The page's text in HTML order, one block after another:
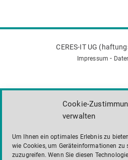
Cookie-
verwalten
Um Ihnen ein optimales Erlebnis zu
wie Cookies, um Geräteinformationen
zuzugreifen. Wenn Sie diesen
CERES-IT UG
Impressum -